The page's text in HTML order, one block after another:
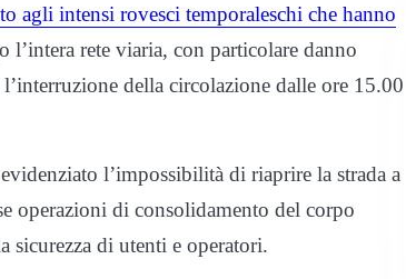
agli intensi rovesci temporaleschi che hanno
rete viaria, con particolare danno
della circolazione dalle ore 15.00
l’impossibilità di riaprire la strada a
operazioni di consolidamento del corpo
sicurezza di utenti e operatori.